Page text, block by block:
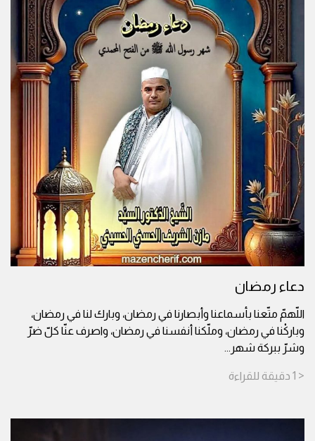
دعاء رمضان
اللّهمّ متّعنا بأسماعنا وأبصارنا في رمضان، وبارك لنا في رمضان،
وباركْنا في رمضان، وملّكنا أنفسنا في رمضان، واصرف عنّا كلّ ضرّ
وشرّ ببركة شهر ...
< 1 دقيقة للقراءة